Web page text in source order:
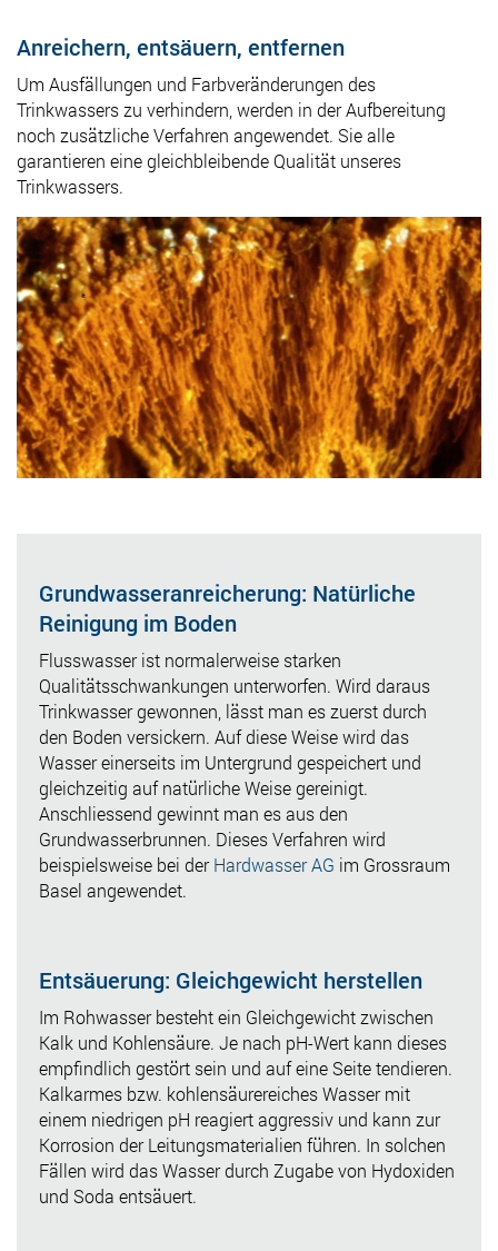
Anreichern, entsäuern, entfernen
Um Ausfällungen und Farbveränderungen des
Trinkwassers zu verhindern, werden in der Aufbereitung
noch zusätzliche Verfahren angewendet. Sie alle
garantieren eine gleichbleibende Qualität unseres
Trinkwassers.
Grundwasseranreicherung: Natürliche
Reinigung im Boden
Flusswasser ist normalerweise starken
Qualitätsschwankungen unterworfen. Wird daraus
Trinkwasser gewonnen, lässt man es zuerst durch
den Boden versickern. Auf diese Weise wird das
Wasser einerseits im Untergrund gespeichert und
gleichzeitig auf natürliche Weise gereinigt.
Anschliessend gewinnt man es aus den
Grundwasserbrunnen. Dieses Verfahren wird
beispielsweise bei derHardwasser AG im Grossraum
Basel angewendet.
Entsäuerung: Gleichgewicht herstellen
Im Rohwasser besteht ein Gleichgewicht zwischen
Kalk und Kohlensäure. Je nach pH-Wert kann dieses
empfindlich gestört sein und auf eine Seite tendieren.
Kalkarmes bzw. kohlensäurereiches Wasser mit
einem niedrigen pH reagiert aggressiv und kann zur
Korrosion der Leitungsmaterialien führen. In solchen
Fällen wird das Wasser durch Zugabe von Hydoxiden
und Soda entsäuert.